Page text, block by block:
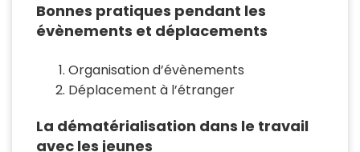
Bonnes pratiques pendant les
évènements et déplacements
Organisation d’évènements
Déplacement à l’étranger
La dématérialisation dans le travail
avec les jeunes